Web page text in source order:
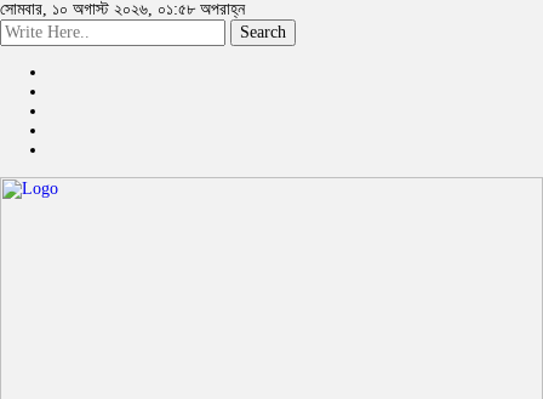
সোমবার, ১০ অগাস্ট ২০২৬, ০১:৫৮ অপরাহ্ন
Search